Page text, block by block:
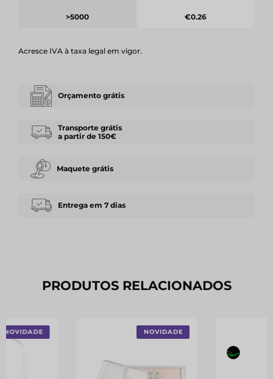
>5000 €0.26
Acresce IVA à taxa legal em vigor.
Orçamento grátis
Transporte grátis
a partir de 150€
Maquete grátis
Entrega em 7 dias
PRODUTOS RELACIONADOS
NOVIDADE NOVIDADE